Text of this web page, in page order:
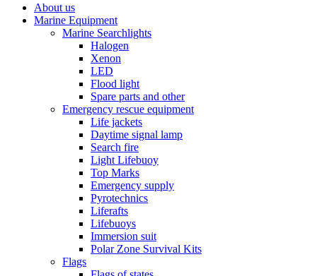
About us
Marine Equipment
Marine Searchlights
Halogen
Xenon
LED
Flood light
Spare parts and other
Emergency rescue equipment
Life jackets
Daytime signal lamp
Search fire
Light Lifebuoy
Top Marks
Emergency supply
Pyrotechnics
Liferafts
Lifebuoys
Immersion suit
Polar Zone Survival Kits
Flags